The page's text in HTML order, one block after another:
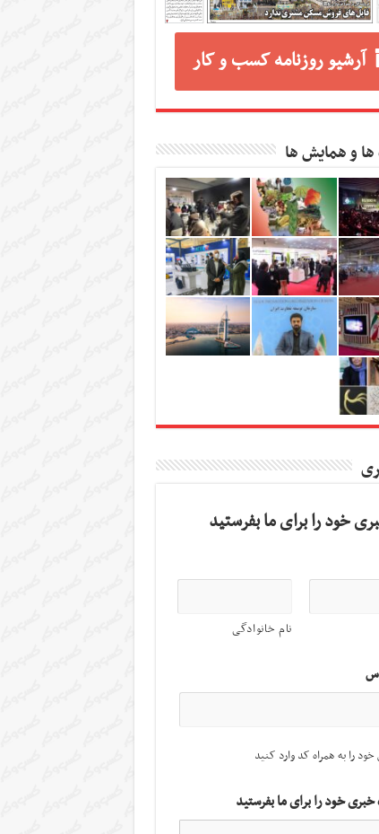
آرشیو روزنامه کسب و کار
ها و همایش ها
خود را برای ما بفرستید
نام خانوادگی
را به همراه کد وارد کنید
خبری خود را برای ما بفرستید